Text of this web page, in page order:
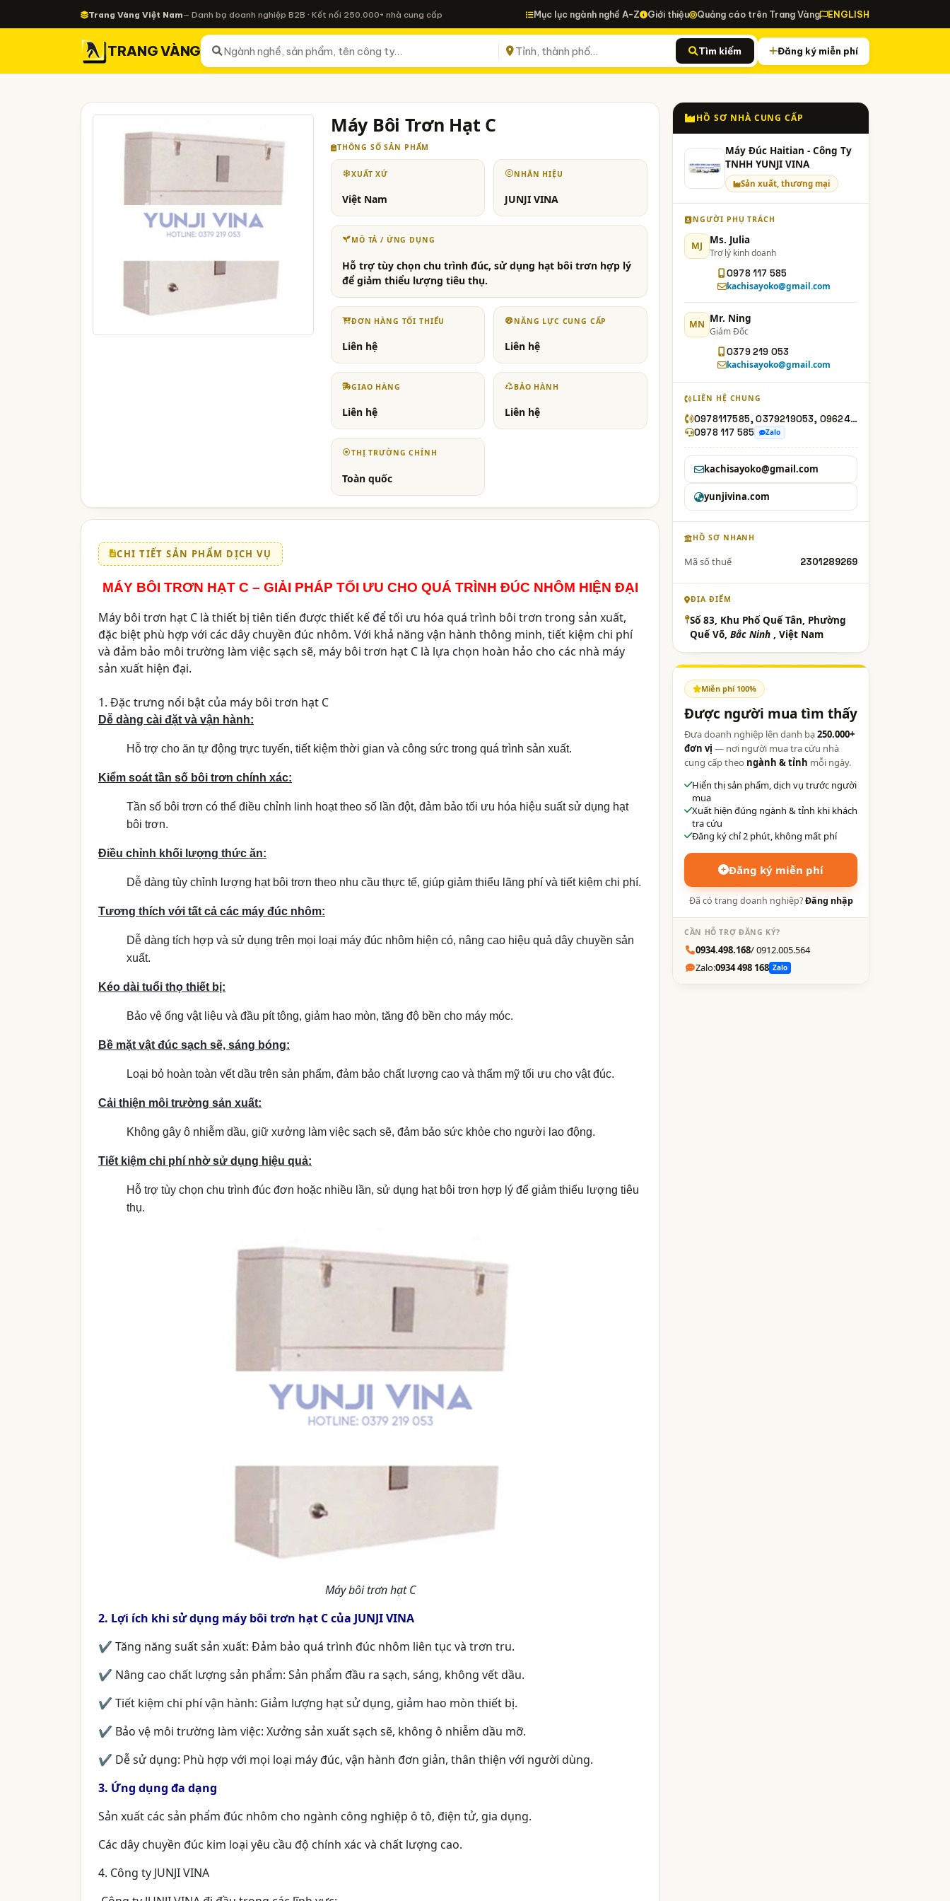
Trang Vàng Việt Nam— Danh bạ doanh nghiệp B2B · Kết nối 250.000+ nhà cung cấp Mục lục ngành nghề A-Z Giới thiệu Quảng cáo trên Trang Vàng ENGLISH
TRANG VÀNG Tìm kiếm Đăng ký miễn phí
Máy Bôi Trơn Hạt C
THÔNG SỐ SẢN PHẨM
XUẤT XỨ
Việt Nam
NHÃN HIỆU
JUNJI VINA
MÔ TẢ / ỨNG DỤNG
Hỗ trợ tùy chọn chu trình đúc, sử dụng hạt bôi trơn hợp lý
để giảm thiểu lượng tiêu thụ.
ĐƠN HÀNG TỐI THIỂU
Liên hệ
NĂNG LỰC CUNG CẤP
Liên hệ
GIAO HÀNG
Liên hệ
BẢO HÀNH
Liên hệ
THỊ TRƯỜNG CHÍNH
Toàn quốc
CHI TIẾT SẢN PHẨM DỊCH VỤ
MÁY BÔI TRƠN HẠT C – GIẢI PHÁP TỐI ƯU CHO QUÁ TRÌNH ĐÚC NHÔM HIỆN ĐẠI
Máy bôi trơn hạt C là thiết bị tiên tiến được thiết kế để tối ưu hóa quá trình bôi trơn trong sản xuất,
đặc biệt phù hợp với các dây chuyền đúc nhôm. Với khả năng vận hành thông minh, tiết kiệm chi phí
và đảm bảo môi trường làm việc sạch sẽ, máy bôi trơn hạt C là lựa chọn hoàn hảo cho các nhà máy
sản xuất hiện đại.
1. Đặc trưng nổi bật của máy bôi trơn hạt C
Dễ dàng cài đặt và vận hành:
Hỗ trợ cho ăn tự động trực tuyến, tiết kiệm thời gian và công sức trong quá trình sản xuất.
Kiểm soát tần số bôi trơn chính xác:
Tần số bôi trơn có thể điều chỉnh linh hoạt theo số lần đột, đảm bảo tối ưu hóa hiệu suất sử dụng hạt
bôi trơn.
Điều chỉnh khối lượng thức ăn:
Dễ dàng tùy chỉnh lượng hạt bôi trơn theo nhu cầu thực tế, giúp giảm thiểu lãng phí và tiết kiệm chi phí.
Tương thích với tất cả các máy đúc nhôm:
Dễ dàng tích hợp và sử dụng trên mọi loại máy đúc nhôm hiện có, nâng cao hiệu quả dây chuyền sản
xuất.
Kéo dài tuổi thọ thiết bị:
Bảo vệ ống vật liệu và đầu pít tông, giảm hao mòn, tăng độ bền cho máy móc.
Bề mặt vật đúc sạch sẽ, sáng bóng:
Loại bỏ hoàn toàn vết dầu trên sản phẩm, đảm bảo chất lượng cao và thẩm mỹ tối ưu cho vật đúc.
Cải thiện môi trường sản xuất:
Không gây ô nhiễm dầu, giữ xưởng làm việc sạch sẽ, đảm bảo sức khỏe cho người lao động.
Tiết kiệm chi phí nhờ sử dụng hiệu quả:
Hỗ trợ tùy chọn chu trình đúc đơn hoặc nhiều lần, sử dụng hạt bôi trơn hợp lý để giảm thiểu lượng tiêu
thụ.
Máy bôi trơn hạt C
2. Lợi ích khi sử dụng máy bôi trơn hạt C của JUNJI VINA
✔ Tăng năng suất sản xuất: Đảm bảo quá trình đúc nhôm liên tục và trơn tru.
✔ Nâng cao chất lượng sản phẩm: Sản phẩm đầu ra sạch, sáng, không vết dầu.
✔ Tiết kiệm chi phí vận hành: Giảm lượng hạt sử dụng, giảm hao mòn thiết bị.
✔ Bảo vệ môi trường làm việc: Xưởng sản xuất sạch sẽ, không ô nhiễm dầu mỡ.
✔ Dễ sử dụng: Phù hợp với mọi loại máy đúc, vận hành đơn giản, thân thiện với người dùng.
3. Ứng dụng đa dạng
Sản xuất các sản phẩm đúc nhôm cho ngành công nghiệp ô tô, điện tử, gia dụng.
Các dây chuyền đúc kim loại yêu cầu độ chính xác và chất lượng cao.
4. Công ty JUNJI VINA
HỒ SƠ NHÀ CUNG CẤP
Máy Đúc Haitian - Công Ty
TNHH YUNJI VINA
Sản xuất, thương mại
NGƯỜI PHỤ TRÁCH
MJ Ms. Julia
Trợ lý kinh doanh
0978 117 585
kachisayoko@gmail.com
MN Mr. Ning
Giám Đốc
0379 219 053
kachisayoko@gmail.com
LIÊN HỆ CHUNG
0978117585, 0379219053, 0962487390
0978 117 585
Zalo
kachisayoko@gmail.com
yunjivina.com
HỒ SƠ NHANH
Mã số thuế 2301289269
ĐỊA ĐIỂM
Số 83, Khu Phố Quế Tân, Phường
Quế Võ, Bắc Ninh , Việt Nam
Miễn phí 100%
Được người mua tìm thấy
Đưa doanh nghiệp lên danh bạ250.000+
đơn vị — nơi người mua tra cứu nhà
cung cấp theo ngành & tỉnh mỗi ngày.
Hiển thị sản phẩm, dịch vụ trước người
mua
Xuất hiện đúng ngành & tỉnh khi khách
tra cứu
Đăng ký chỉ 2 phút, không mất phí
Đăng ký miễn phí
Đã có trang doanh nghiệp?Đăng nhập
CẦN HỖ TRỢ ĐĂNG KÝ?
0934.498.168/ 0912.005.564
Zalo:0934 498 168 Zalo